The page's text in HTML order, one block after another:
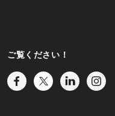
ご覧ください！